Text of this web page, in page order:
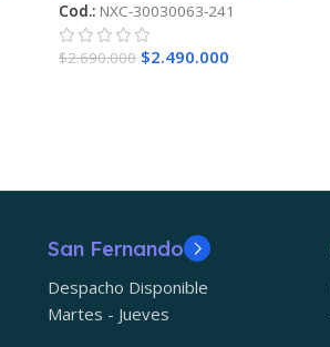
Cod.: NXC-30030063-241
$2.690.000 $2.490.000
San Fernando
Despacho Disponible
Martes - Jueves